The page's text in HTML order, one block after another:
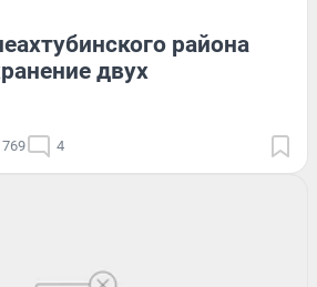
района
двух
769 4